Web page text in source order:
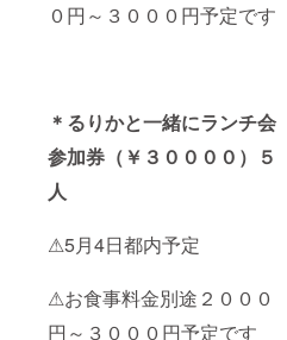
０円～３０００円予定です
＊るりかと一緒にランチ会
参加券（￥３００００）５
人
⚠5月4日都内予定
⚠お食事料金別途２０００
円～３０００円予定です